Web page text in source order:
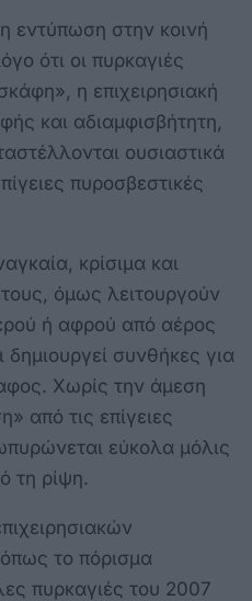
στην κοινή
ότι οι πυρκαγιές
η επιχειρησιακή
και αδιαμφισβήτητη,
ουσιαστικά
πυροσβεστικές
κρίσιμα και
όμως λειτουργούν
ή αφρού από αέρος
δημιουργεί συνθήκες για
Χωρίς την άμεση
από τις επίγειες
εύκολα μόλις
τη ρίψη.
το πόρισμα
πυρκαγιές του 2007